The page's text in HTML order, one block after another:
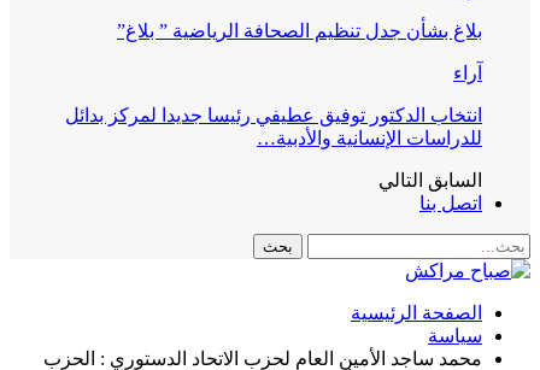
بلاغ بشأن جدل تنظيم الصحافة الرياضية ” بلاغ”
آراء
انتخاب الدكتور توفيق عطيفي رئيسا جديدا لمركز بدائل
للدراسات الإنسانية والأدبية…
السابق التالي
اتصل بنا
الصفحة الرئيسية
سياسة
محمد ساجد الأمین العام لحزب الاتحاد الدستوري : الحزب